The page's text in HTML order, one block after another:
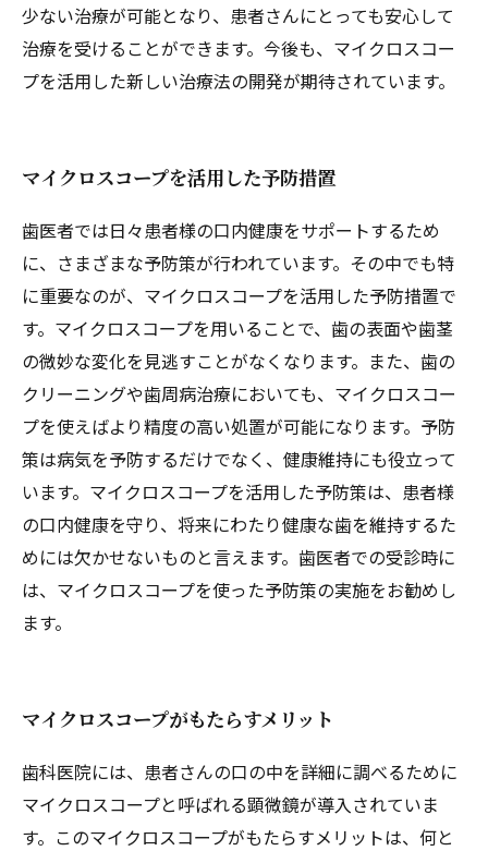
少ない治療が可能となり、患者さんにとっても安心して
治療を受けることができます。今後も、マイクロスコー
プを活用した新しい治療法の開発が期待されています。
マイクロスコープを活用した予防措置
歯医者では日々患者様の口内健康をサポートするため
に、さまざまな予防策が行われています。その中でも特
に重要なのが、マイクロスコープを活用した予防措置で
す。マイクロスコープを用いることで、歯の表面や歯茎
の微妙な変化を見逃すことがなくなります。また、歯の
クリーニングや歯周病治療においても、マイクロスコー
プを使えばより精度の高い処置が可能になります。予防
策は病気を予防するだけでなく、健康維持にも役立って
います。マイクロスコープを活用した予防策は、患者様
の口内健康を守り、将来にわたり健康な歯を維持するた
めには欠かせないものと言えます。歯医者での受診時に
は、マイクロスコープを使った予防策の実施をお勧めし
ます。
マイクロスコープがもたらすメリット
歯科医院には、患者さんの口の中を詳細に調べるために
マイクロスコープと呼ばれる顕微鏡が導入されていま
す。このマイクロスコープがもたらすメリットは、何と